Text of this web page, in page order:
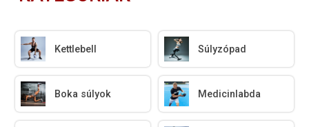
Kettlebell Súlyzópad
Boka súlyok Medicinlabda